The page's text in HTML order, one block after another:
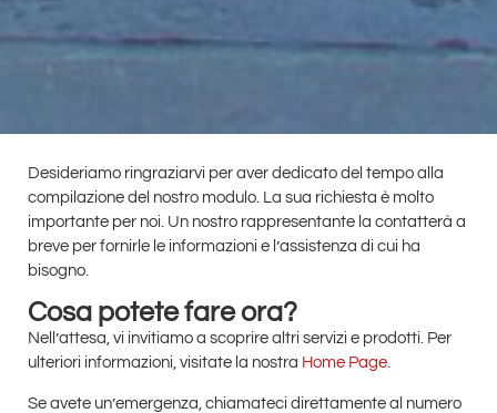
Desideriamo ringraziarvi per aver dedicato del tempo alla
compilazione del nostro modulo. La sua richiesta è molto
importante per noi. Un nostro rappresentante la contatterà a
breve per fornirle le informazioni e l’assistenza di cui ha
bisogno.
Cosa potete fare ora?
Nell’attesa, vi invitiamo a scoprire altri servizi e prodotti. Per
ulteriori informazioni, visitate la nostra Home Page.
Se avete un’emergenza, chiamateci direttamente al numero